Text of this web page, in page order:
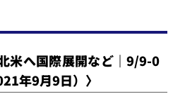
米へ国際展開など｜9/9-0
年9月9日）〉